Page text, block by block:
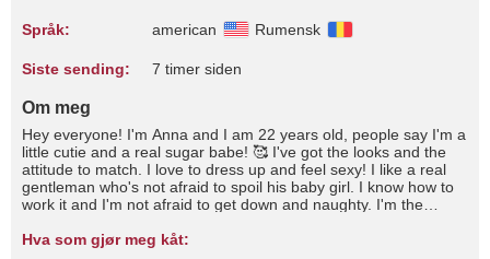
Språk: american Rumensk
Siste sending: 7 timer siden
Om meg
Hey everyone! I'm Anna and I am 22 years old, people say I'm a
little cutie and a real sugar babe! 🥰 I've got the looks and the
attitude to match. I love to dress up and feel sexy! I like a real
gentleman who's not afraid to spoil his baby girl. I know how to
work it and I'm not afraid to get down and naughty. I'm the
your dreams and desires!
Hva som gjør meg kåt: